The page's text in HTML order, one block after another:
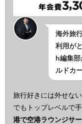
海外旅
利用が
h編集
ルドカ
旅行好きには外せな
でもトップレベルで
港で空港ラウンジサ